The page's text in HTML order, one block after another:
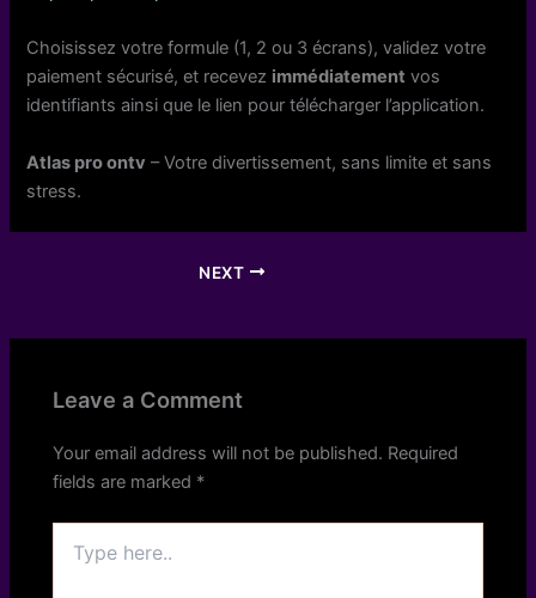
Choisissez votre formule (1, 2 ou 3 écrans), validez votre
paiement sécurisé, et recevez immédiatement vos
identifiants ainsi que le lien pour télécharger l’application.
Atlas pro ontv – Votre divertissement, sans limite et sans
stress.
NEXT
Leave a Comment
Your email address will not be published. Required
fields are marked *
here..